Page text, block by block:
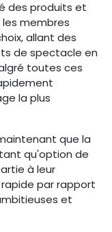
des produits et
membres
allant des
de spectacle en
toutes ces
la plus
que la
qu'option de
à leur
par rapport
et